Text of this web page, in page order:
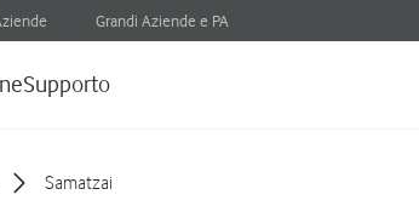
Grandi Aziende e PA
Supporto
Samatzai